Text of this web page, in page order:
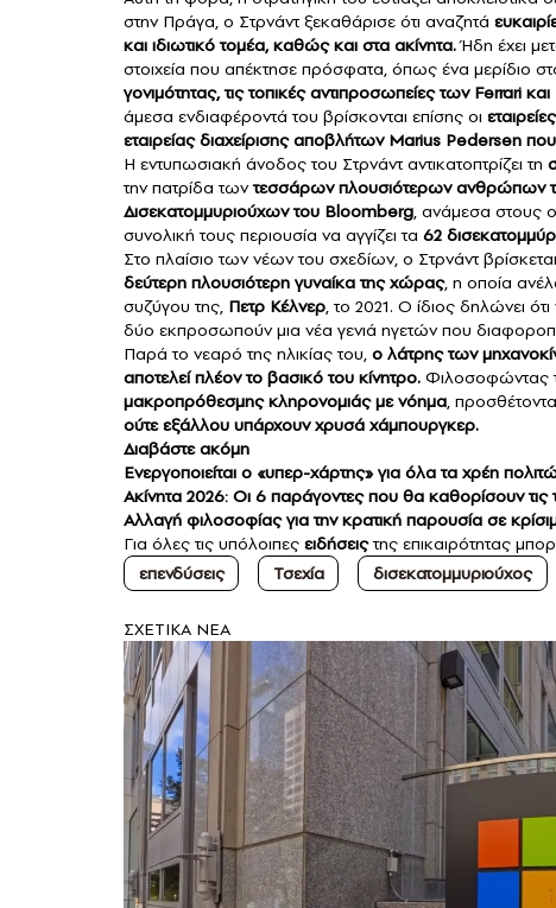
στην Πράγα, ο Στρνάντ ξεκαθάρισε ότι αναζητά
και ιδιωτικό τομέα, καθώς και στα ακίνητα.Ήδη έχει
στοιχεία που απέκτησε πρόσφατα, όπως ένα μερίδιο
γονιμότητας, τις τοπικές αντιπροσωπείες των Ferrari
άμεσα ενδιαφέροντά του βρίσκονται επίσης οι
εταιρείας διαχείρισης αποβλήτων Marius Pedersen
Η εντυπωσιακή άνοδος του Στρνάντ αντικατοπτρίζει τη
την πατρίδα τωντεσσάρων πλουσιότερων ανθρώπων
Δισεκατομμυριούχων του Bloomberg, ανάμεσα στους
συνολική τους περιουσία να αγγίζει τα 62
Στο πλαίσιο των νέων του σχεδίων, ο Στρνάντ
δεύτερη πλουσιότερη γυναίκα της χώρας, η οποία
συζύγου της, Πετρ Κέλνερ, το 2021. Ο ίδιος δηλώνει ότι
δύο εκπροσωπούν μια νέα γενιά ηγετών που
Παρά το νεαρό της ηλικίας του, ο λάτρης των
αποτελεί πλέον το βασικό του κίνητρο. Φιλοσοφώντας
μακροπρόθεσμης κληρονομιάς με νόημα,
ούτε εξάλλου υπάρχουν χρυσά χάμπουργκερ.
Διαβάστε ακόμη
Ενεργοποιείται ο «υπερ-χάρτης» για όλα τα χρέη
Ακίνητα 2026: Οι 6 παράγοντες που θα καθορίσουν τις
Αλλαγή φιλοσοφίας για την κρατική παρουσία σε
Για όλες τις υπόλοιπες ειδήσειςτης επικαιρότητας
επενδύσεις
Τσεχία δισεκατομμυριούχος
ΣXETIKA NEA